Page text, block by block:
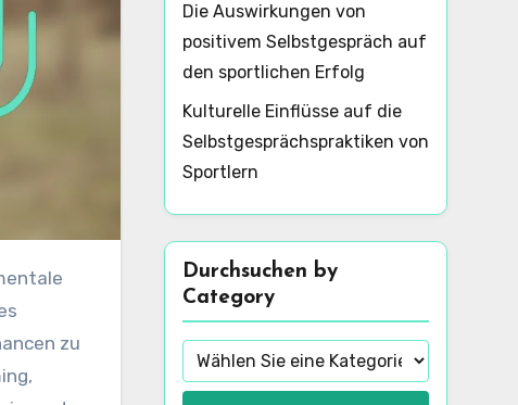
zu
Die Auswirkungen von
positivem Selbstgespräch auf
den sportlichen Erfolg
Kulturelle Einflüsse auf die
Selbstgesprächspraktiken von
Sportlern
Durchsuchen by
Category